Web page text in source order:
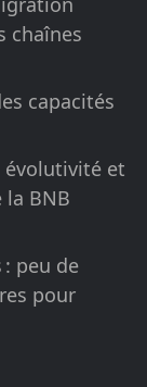
chaînes
capacités
évolutivité et
BNB
peu de
pour